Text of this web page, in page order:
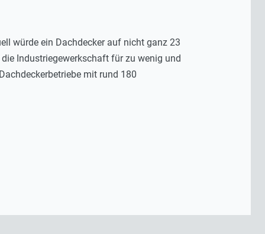
würde ein Dachdecker auf nicht ganz 23
Industriegewerkschaft für zu wenig und
mit rund 180